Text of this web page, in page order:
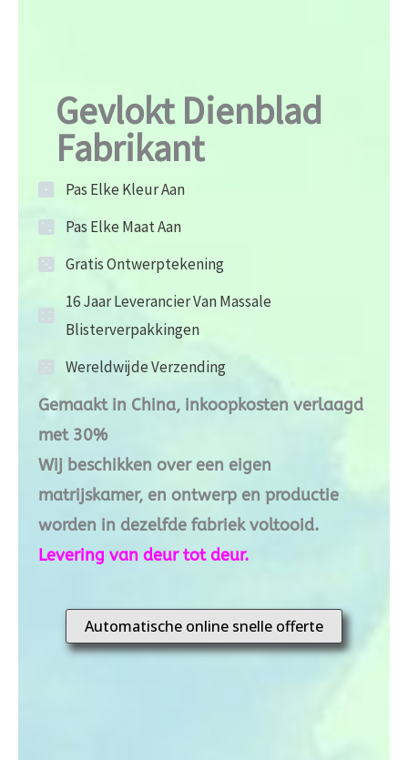
Gevlokt Dienblad
Fabrikant
Pas Elke Kleur Aan
Pas Elke Maat Aan
Gratis Ontwerptekening
16 Jaar Leverancier Van Massale
Blisterverpakkingen
Wereldwijde Verzending
Gemaakt in China, inkoopkosten verlaagd
met 30%
Wij beschikken over een eigen
matrijskamer, en ontwerp en productie
worden in dezelfde fabriek voltooid.
Levering van deur tot deur.
Automatische online snelle offerte